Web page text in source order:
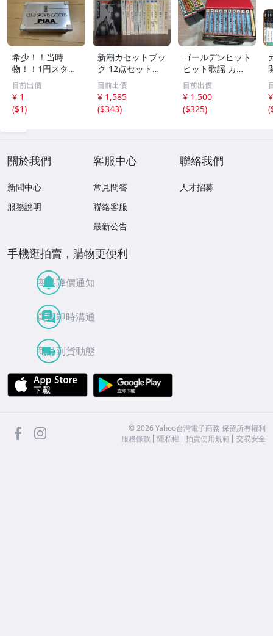
希少！！当時
物！！1円スター
ト売り切り！！PI
AA CLUB SPORT
S GOODS アルミ
ケース 収納
目前出價
¥ 1
($1)
新潮カセットブッ
ク 12点セット
【三島由紀夫／森
外／太宰治／芥川
龍之介／谷崎潤一
郎／宮沢賢治／
目前出價
¥ 1,585
($343)
ゴールデンヒット
ヒット歌謡 カラ
オケ カセットテ
ープ まとめ昭和
レトロ 邦楽 童謡
演歌 17点
目前出價
¥ 1,500
($325)
(
關於我們
新聞中心
服務說明
客服中心
常見問答
聯絡客服
最新公告
聯絡我們
人才招募
手機逛拍賣，購物更便利
商品降價通知
買賣即時溝通
商品到貨動態
APP Store
facebook ©2026 Yahoo台灣電子商務 保留所有權利
服務條款
隱私權 拍賣使用規範 交易安全